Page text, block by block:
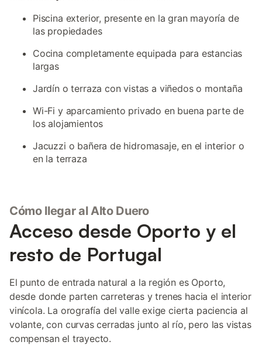
Piscina exterior, presente en la gran mayoría de
las propiedades
Cocina completamente equipada para estancias
largas
Jardín o terraza con vistas a viñedos o montaña
Wi-Fi y aparcamiento privado en buena parte de
los alojamientos
Jacuzzi o bañera de hidromasaje, en el interior o
en la terraza
Cómo llegar al Alto Duero
Acceso desde Oporto y el
resto de Portugal
El punto de entrada natural a la región es Oporto,
desde donde parten carreteras y trenes hacia el interior
vinícola. La orografía del valle exige cierta paciencia al
volante, con curvas cerradas junto al río, pero las vistas
compensan el trayecto.